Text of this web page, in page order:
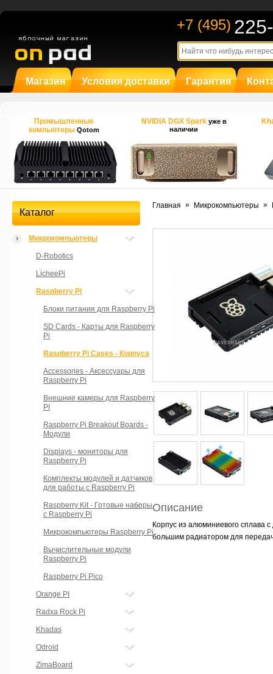
+7 (495)
Магазин Условия доставки Гарантия
Промышленные
компьютерыQotom
NVIDIA DGX Spark уже в
наличии
Каталог
Микрокомпьютеры
D-Robotics
LicheePi
Raspberry PI
Блоки питания для Raspberry Pi
SD Cards - Карты для Raspberry
Pi
Raspberry Pi Cases - Корпуса
Accessories - Аксессуары для
Raspberry Pi
Внешние камеры для Raspberry
PI
Raspberry Pi Breakout Boards -
Модули
Displays - мониторы для
Raspberry Pi
Комплекты модулей и датчиков
для работы с Raspberry Pi
Raspberry Kit - Готовые наборы
с Raspberry Pi
Микрокомпьютеры Raspberry Pi
Вычислительные модули
Raspberry Pi
Raspberry Pi Pico
Orange PI
Radxa Rock Pi
Khadas
Odroid
ZimaBoard
Главная » Микрокомпьютеры »
Описание
Корпус из алюминиевого сплава
большим радиатором для